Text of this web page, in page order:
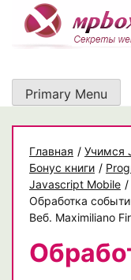
content
Primary Menu
Главная / Учимся
Бонус книги /
Javascript Mobile /
Обработка
Веб. Maximiliano